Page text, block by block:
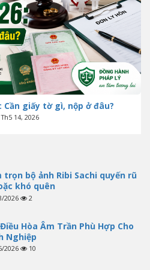
Cần giấy tờ gì, nộp ở đâu?
Th5 14, 2026
trọn bộ ảnh Ribi Sachi quyến rũ
khó quên
2026 2
Hòa Âm Trần Phù Hợp Cho
Nghiệp
2026 10